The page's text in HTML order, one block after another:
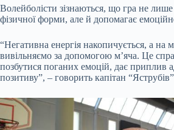
Волейболісти зізнаються, що гра не
фізичної форми, але й допомагає
“Негативна енергія накопичується, а на
вивільняємо за допомогою м’яча. Це
позбутися поганих емоцій, дає приплив
позитиву”, – говорить капітан